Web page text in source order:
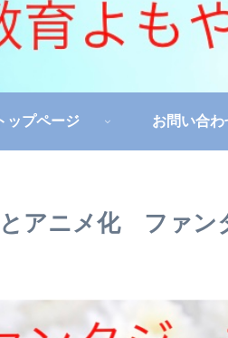
トップページ お問い合わ
アニメ化 ファン